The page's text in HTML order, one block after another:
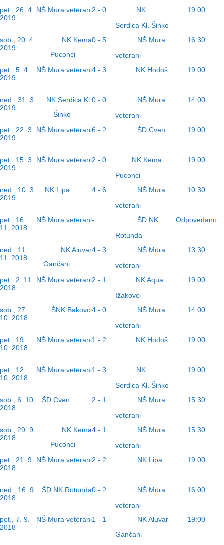
pet., 26. 4.
2019
NŠ Mura veterani2 - 0
NK
Serdica Kl. Šinko
19:00
sob., 20. 4.
2019
NK Kema
Puconci
0 - 5
NŠ Mura
veterani
16:30
pet., 5. 4.
2019
NŠ Mura veterani4 - 3 NK Hodoš 19:00
ned., 31. 3.
2019
NK Serdica Kl.
Šinko
0 - 0
NŠ Mura
veterani
14:00
pet., 22. 3.
2019
NŠ Mura veterani6 - 2 ŠD Cven 19:00
pet., 15. 3.
2019
NŠ Mura veterani2 - 0
NK Kema
Puconci
19:00
ned., 10. 3.
2019
NK Lipa 4 - 6
NŠ Mura
veterani
10:30
pet., 16.
11. 2018
NŠ Mura veterani-
ŠD NK
Rotunda
Odpovedano
ned., 11.
11. 2018
NK Aluvar
Gančani
4 - 3
NŠ Mura
veterani
13:30
pet., 2. 11.
2018
NŠ Mura veterani2 - 1
NK Aqua
Ižakovci
19:00
sob., 27.
10. 2018
ŠNK Bakovci4 - 0
NŠ Mura
veterani
14:00
pet., 19.
10. 2018
NŠ Mura veterani1 - 2 NK Hodoš 19:00
pet., 12.
10. 2018
NŠ Mura veterani1 - 3
NK
Serdica Kl. Šinko
19:00
sob., 6. 10.
2018
ŠD Cven 2 - 1
NŠ Mura
veterani
15:30
sob., 29. 9.
2018
NK Kema
Puconci
4 - 1
NŠ Mura
veterani
15:30
pet., 21. 9.
2018
NŠ Mura veterani2 - 2 NK Lipa 19:00
ned., 16. 9.
2018
ŠD NK Rotunda0 - 2
NŠ Mura
veterani
16:00
pet., 7. 9.
2018
NŠ Mura veterani1 - 1
NK Aluvar
Gančani
19:00